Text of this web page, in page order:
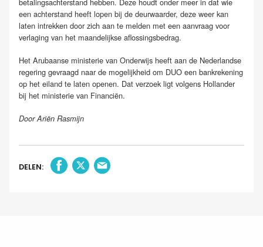
een achterstand heeft lopen bij de deurwaarder, deze weer kan
laten intrekken door zich aan te melden met een aanvraag voor
verlaging van het maandelijkse aflossingsbedrag.
Het Arubaanse ministerie van Onderwijs heeft aan de Nederlandse
regering gevraagd naar de mogelijkheid om DUO een bankrekening
op het eiland te laten openen. Dat verzoek ligt volgens Hollander
bij het ministerie van Financiën.
Door Ariën Rasmijn
DELEN: